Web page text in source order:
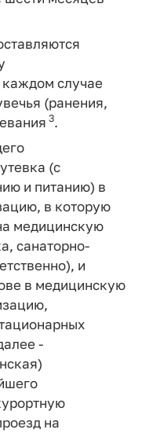
случае
(ранения,
3.
(с
и питанию) в
в которую
медицинскую
санаторно-
и
в медицинскую
-
на